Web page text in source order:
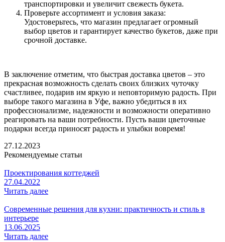
транспортировки и увеличит свежесть букета.
Проверьте ассортимент и условия заказа:
Удостоверьтесь, что магазин предлагает огромный
выбор цветов и гарантирует качество букетов, даже при
срочной доставке.
В заключение отметим, что быстрая доставка цветов – это
прекрасная возможность сделать своих близких чуточку
счастливее, подарив им яркую и неповторимую радость. При
выборе такого магазина в Уфе, важно убедиться в их
профессионализме, надежности и возможности оперативно
реагировать на ваши потребности. Пусть ваши цветочные
подарки всегда приносят радость и улыбки вовремя!
27.12.2023
Рекомендуемые статьи
Проектирования коттеджей
27.04.2022
Читать далее
Современные решения для кухни: практичность и стиль в
интерьере
13.06.2025
Читать далее